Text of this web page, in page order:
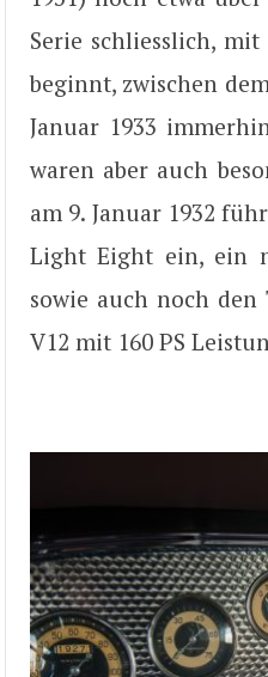
Serie schliesslich,
beginnt, zwischen
Januar 1933
waren aber auch
am 9. Januar 1932
Light Eight ein, ein
sowie auch noch
V12 mit 160 PS